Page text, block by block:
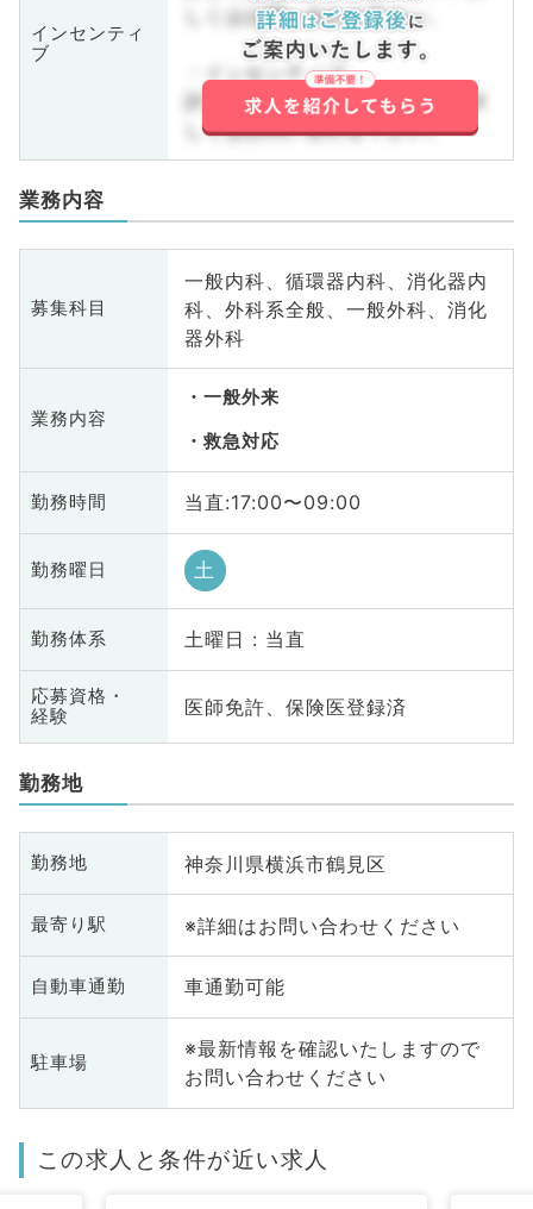
インセンティ
ブ
しくはお問い合わせ下さい。
・インセンティブ
詳しくはお問い合わせ下さい。詳
しくはお問い合わせ下さい。
業務内容
募集科目
一般内科、循環器内科、消化器内
科、外科系全般、一般外科、消化
器外科
業務内容
一般外来
救急対応
勤務時間 当直:17:00〜09:00
勤務曜日 土
勤務体系 土曜日 : 当直
応募資格・
経験
医師免許、保険医登録済
勤務地
勤務地 神奈川県横浜市鶴見区
最寄り駅 ※詳細はお問い合わせください
自動車通勤 車通勤可能
駐車場
※最新情報を確認いたしますので
お問い合わせください
この求人と条件が近い求人